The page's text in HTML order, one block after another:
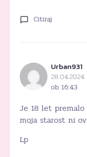
Citiraj
Urban931
ob 16:43
Je 18 let
moja starost ni
Lp